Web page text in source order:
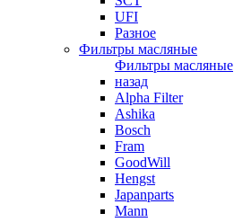
UFI
Разное
Фильтры масляные
Фильтры масляные
назад
Alpha Filter
Ashika
Bosch
Fram
GoodWill
Hengst
Japanparts
Mann